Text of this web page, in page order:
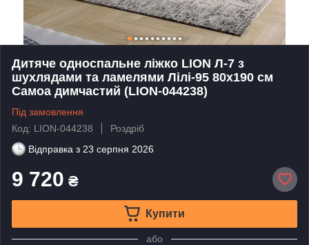
Дитяче односпальне ліжко LION Л-7 з
шухлядами та ламелями Лілі-95 80x190 см
Самоа димчастий (LION-044238)
Під замовлення
Код: LION-044238
Роздріб
Відправка з 23 серпня 2026
9 720 ₴
Купити
або